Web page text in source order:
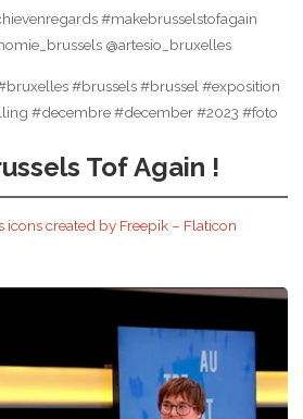
#makebrusselstofagain
@artesio_bruxelles
#brussels #brussel #exposition
#decembre #december #2023 #foto
Tof Again !
icons created by Freepik – Flaticon